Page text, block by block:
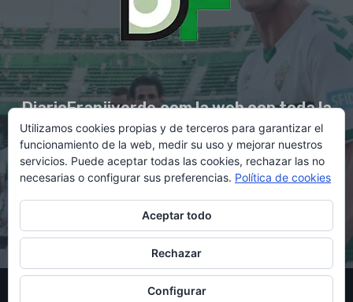
DiarioFranjiverde.com la web con toda la
información del Elche C.F.
Contacto en:diario@franjiverde.com
© Copyright 2021 - Gestión y diseño por Rubén Maestre
Utilizamos cookies propias y de terceros para garantizar el
funcionamiento de la web, medir su uso y mejorar nuestros
servicios. Puede aceptar todas las cookies, rechazar las no
necesarias o configurar sus preferencias. Política de cookies
Aceptar todo
Rechazar
Configurar